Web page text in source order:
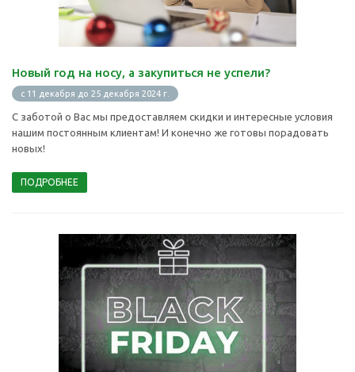
Новый год на носу, а закупиться не успели?
с 11 декабря до 25 декабря 2024 г.
С заботой о Вас мы предоставляем скидки и интересные условия
нашим постоянным клиентам! И конечно же готовы порадовать
новых!
ПОДРОБНЕЕ